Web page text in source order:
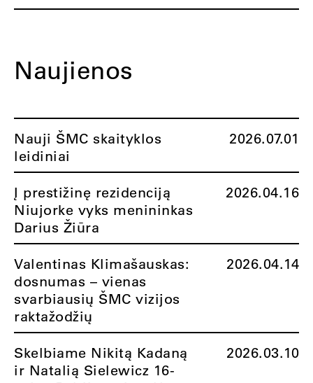
Naujienos
Nauji ŠMC skaityklos
leidiniai
2026.07.01
Į prestižinę rezidenciją
Niujorke vyks menininkas
Darius Žiūra
2026.04.16
Valentinas Klimašauskas:
dosnumas – vienas
svarbiausių ŠMC vizijos
raktažodžių
2026.04.14
Skelbiame Nikitą Kadaną
ir Natalią Sielewicz 16-
2026.03.10